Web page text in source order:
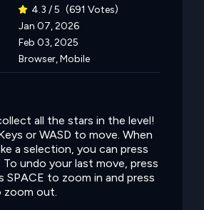
4.3 / 5 (691 Votes)
Jan 07, 2026
Feb 03, 2025
Browser, Mobile
all the stars in the level!
or WASD to move. When
a selection, you can press
undo your last move, press
SPACE to zoom in and press
zoom out.